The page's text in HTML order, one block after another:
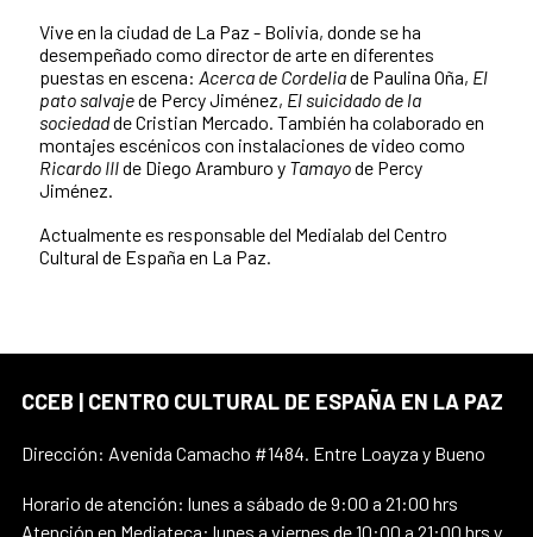
Vive en la ciudad de La Paz - Bolivia, donde se ha
desempeñado como director de arte en diferentes
puestas en escena: Acerca de Cordeliade Paulina Oña, El
pato salvajede Percy Jiménez, El suicidado de la
sociedadde Cristian Mercado. También ha colaborado en
montajes escénicos con instalaciones de video como
Ricardo IIIde Diego Aramburo y Tamayode Percy
Jiménez.
Actualmente es responsable del Medialab del Centro
Cultural de España en La Paz.
CCEB | CENTRO CULTURAL DE ESPAÑA EN LA PAZ
Dirección: Avenida Camacho #1484. Entre Loayza y Bueno
Horario de atención: lunes a sábado de 9:00 a 21:00 hrs
Atención en Mediateca: lunes a viernes de 10:00 a 21:00 hrs y